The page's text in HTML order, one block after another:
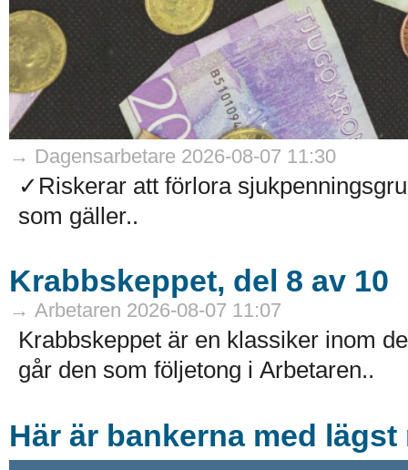
→ Dagensarbetare 2026-08-07 11:30
✓Riskerar att förlora
som gäller..
Krabbskeppet, del 8 av 10
→ Arbetaren 2026-08-07 11:07
Krabbskeppet är en klassiker inom
går den som följetong i Arbetaren..
Här är bankerna med